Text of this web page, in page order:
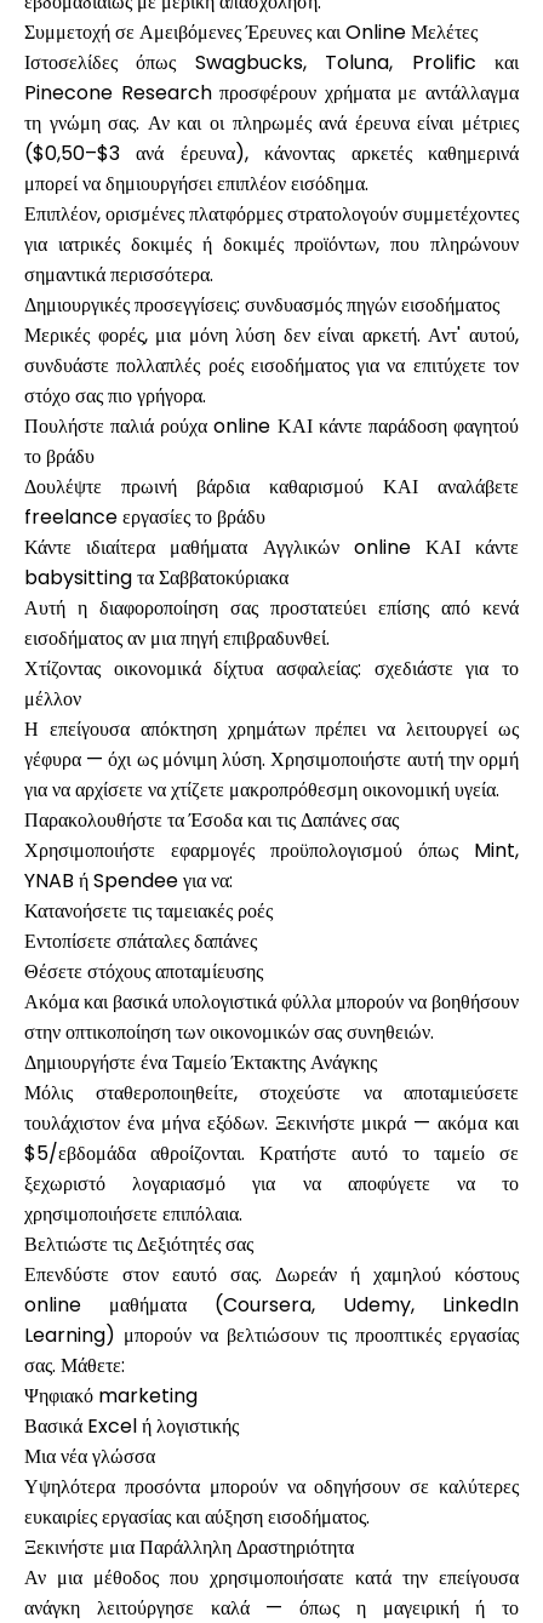
Συμμετοχή σε Αμειβόμενες Έρευνες και Online Μελέτες
Ιστοσελίδες όπως Swagbucks, Toluna, Prolific και
Pinecone Research προσφέρουν χρήματα με αντάλλαγμα
τη γνώμη σας. Αν και οι πληρωμές ανά έρευνα είναι μέτριες
($0,50–$3 ανά έρευνα), κάνοντας αρκετές καθημερινά
μπορεί να δημιουργήσει επιπλέον εισόδημα.
Επιπλέον, ορισμένες πλατφόρμες στρατολογούν συμμετέχοντες
για ιατρικές δοκιμές ή δοκιμές προϊόντων, που πληρώνουν
σημαντικά περισσότερα.
Δημιουργικές προσεγγίσεις: συνδυασμός πηγών εισοδήματος
Μερικές φορές, μια μόνη λύση δεν είναι αρκετή. Αντ' αυτού,
συνδυάστε πολλαπλές ροές εισοδήματος για να επιτύχετε τον
στόχο σας πιο γρήγορα.
Πουλήστε παλιά ρούχα online ΚΑΙ κάντε παράδοση φαγητού
το βράδυ
Δουλέψτε πρωινή βάρδια καθαρισμού ΚΑΙ αναλάβετε
freelance εργασίες το βράδυ
Κάντε ιδιαίτερα μαθήματα Αγγλικών online ΚΑΙ κάντε
babysitting τα Σαββατοκύριακα
Αυτή η διαφοροποίηση σας προστατεύει επίσης από κενά
εισοδήματος αν μια πηγή επιβραδυνθεί.
Χτίζοντας οικονομικά δίχτυα ασφαλείας: σχεδιάστε για το
μέλλον
Η επείγουσα απόκτηση χρημάτων πρέπει να λειτουργεί ως
γέφυρα — όχι ως μόνιμη λύση. Χρησιμοποιήστε αυτή την ορμή
για να αρχίσετε να χτίζετε μακροπρόθεσμη οικονομική υγεία.
Παρακολουθήστε τα Έσοδα και τις Δαπάνες σας
Χρησιμοποιήστε εφαρμογές προϋπολογισμού όπως Mint,
YNAB ή Spendee για να:
Κατανοήσετε τις ταμειακές ροές
Εντοπίσετε σπάταλες δαπάνες
Θέσετε στόχους αποταμίευσης
Ακόμα και βασικά υπολογιστικά φύλλα μπορούν να βοηθήσουν
στην οπτικοποίηση των οικονομικών σας συνηθειών.
Δημιουργήστε ένα Ταμείο Έκτακτης Ανάγκης
Μόλις σταθεροποιηθείτε, στοχεύστε να αποταμιεύσετε
τουλάχιστον ένα μήνα εξόδων. Ξεκινήστε μικρά — ακόμα και
$5/εβδομάδα αθροίζονται. Κρατήστε αυτό το ταμείο σε
ξεχωριστό λογαριασμό για να αποφύγετε να το
χρησιμοποιήσετε επιπόλαια.
Βελτιώστε τις Δεξιότητές σας
Επενδύστε στον εαυτό σας. Δωρεάν ή χαμηλού κόστους
online μαθήματα (Coursera, Udemy, LinkedIn
Learning) μπορούν να βελτιώσουν τις προοπτικές εργασίας
σας. Μάθετε:
Ψηφιακό marketing
Βασικά Excel ή λογιστικής
Μια νέα γλώσσα
Υψηλότερα προσόντα μπορούν να οδηγήσουν σε καλύτερες
ευκαιρίες εργασίας και αύξηση εισοδήματος.
Ξεκινήστε μια Παράλληλη Δραστηριότητα
Αν μια μέθοδος που χρησιμοποιήσατε κατά την επείγουσα
ανάγκη λειτούργησε καλά — όπως η μαγειρική ή το